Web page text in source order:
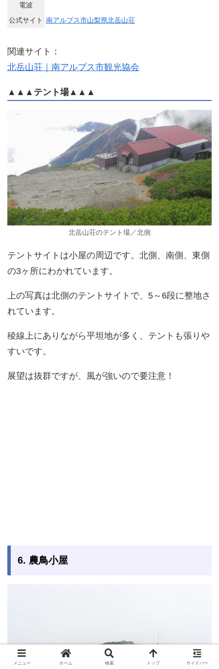
電波
公式サイト 南アルプス市山梨県北岳山荘
関連サイト：
北岳山荘｜南アルプス市観光協会
▲▲▲テント場▲▲▲
北岳山荘のテント場／北側
テントサイトは小屋の周辺です。北側、南側、東側
の3ヶ所にわかれています。
上の写真は北側のテントサイトで、5～6段に整地さ
れています。
稜線上にありながら平坦地が多く、テントも張りや
すいです。
展望は抜群ですが、風が強いので要注意！
6. 農鳥小屋
メニュー ホーム 検索 トップ サイドバー